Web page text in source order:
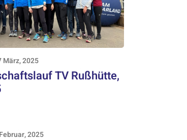
März, 2025
TV Rußhütte,
2025